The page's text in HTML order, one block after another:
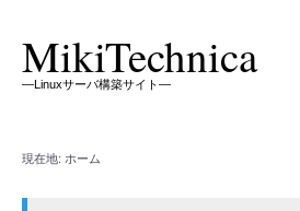
MikiTechnica
―Linuxサーバ構築サイト―
現在地: ホーム